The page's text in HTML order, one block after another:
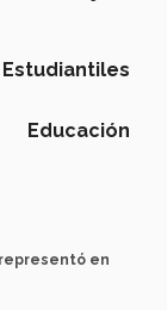
Educación
representó en